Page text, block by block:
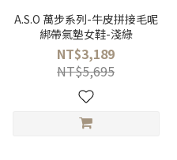
A.S.O 萬步系列-牛皮拼接毛呢
綁帶氣墊女鞋-淺綠
NT$3,189
NT$5,695